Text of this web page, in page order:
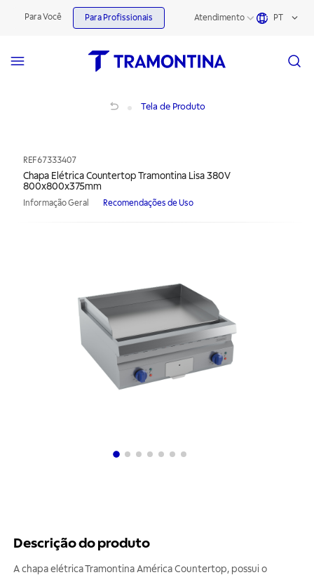
Para Você Para Profissionais Atendimento PT
Tela de Produto
REF67333407
Chapa Elétrica Countertop Tramontina Lisa 380V
800x800x375mm
Informação Geral Recomendações de Uso
Descrição do produto
A chapa elétrica Tramontina América Countertop, possui o